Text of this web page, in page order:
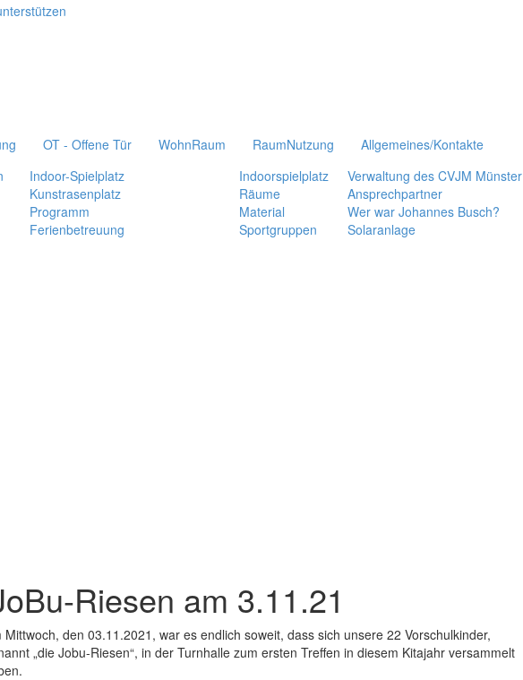
OT - Offene Tür
Indoor-Spielplatz
Kunstrasenplatz
Programm
Ferienbetreuung
WohnRaum
RaumNutzung
Indoorspielplatz
Räume
Material
Sportgruppen
Allgemeines/Kontakte
Verwaltung des CVJM Münster
Ansprechpartner
Wer war Johannes Busch?
Solaranlage
Riesen am 3.11.21
Mittwoch, den 03.11.2021, war es endlich soweit, dass sich unsere 22 Vorschulkinder,
„die Jobu-Riesen“, in der Turnhalle zum ersten Treffen in diesem Kitajahr versammelt